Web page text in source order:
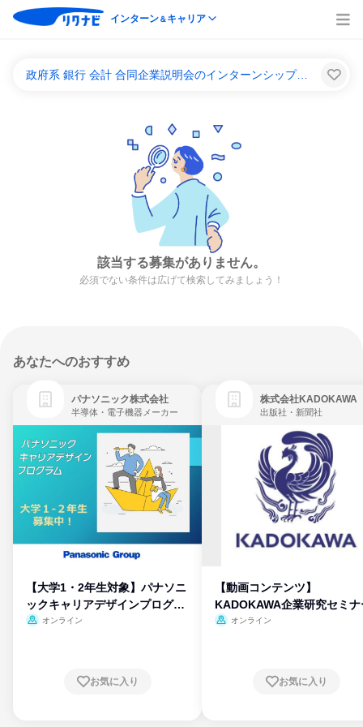
インターン＆キャリア
政府系 銀行 会計 合同企業説明会のインターンシップ＆キャリア一覧
該当する募集がありません。
必須でない条件は広げて検索してみましょう！
あなたへのおすすめ
パナソニック株式会社
半導体・電子機器メーカー
【大学1・2年生対象】パナソニ
ックキャリアデザインプログラ
ム
オンライン
お気に入り
株式会社KADOKAWA
出版社・新聞社
【動画コンテンツ】
KADOKAWA企業研究セミナ
オンライン
お気に入り